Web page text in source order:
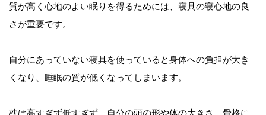
質が高く心地のよい眠りを得るためには、寝具の寝心地の良
さが重要です。
自分にあっていない寝具を使っていると身体への負担が大き
くなり、睡眠の質が低くなってしまいます。